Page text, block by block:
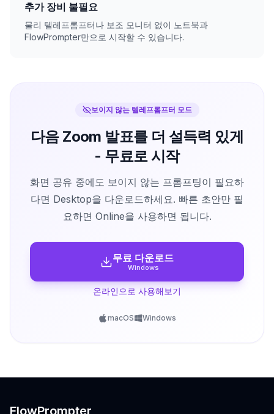
추가 장비 불필요
물리 텔레프롬프터나 보조 모니터 없이 노트북과
FlowPrompter만으로 시작할 수 있습니다.
보이지 않는 텔레프롬프터 모드
다음 Zoom 발표를 더 설득력 있게
- 무료로 시작
화면 공유 중에도 보이지 않는 프롬프팅이 필요하
다면 Desktop을 다운로드하세요. 빠른 초안만 필
요하면 Online을 사용하면 됩니다.
무료 다운로드
Windows
온라인으로 사용해보기
macOS Windows
FlowPrompter